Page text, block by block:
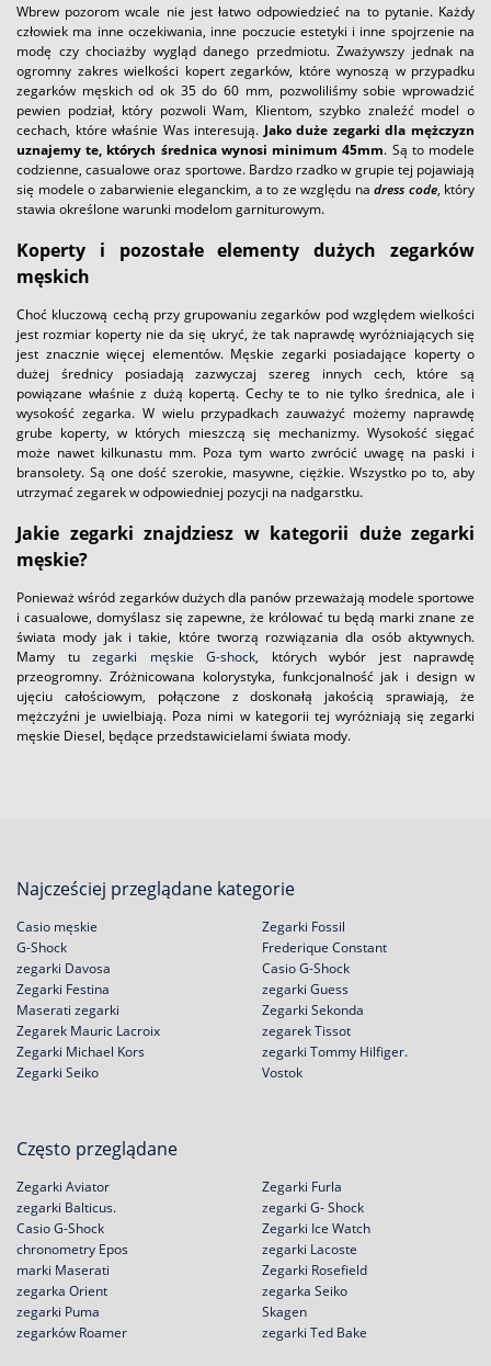
Wbrew pozorom wcale nie jest łatwo odpowiedzieć na to pytanie. Każdy
człowiek ma inne oczekiwania, inne poczucie estetyki i inne spojrzenie na
modę czy chociażby wygląd danego przedmiotu. Zważywszy jednak na
ogromny zakres wielkości kopert zegarków, które wynoszą w przypadku
zegarków męskich od ok 35 do 60 mm, pozwoliliśmy sobie wprowadzić
pewien podział, który pozwoli Wam, Klientom, szybko znaleźć model o
cechach, które właśnie Was interesują. Jako duże zegarki dla mężczyzn
uznajemy te, których średnica wynosi minimum 45mm. Są to modele
codzienne, casualowe oraz sportowe. Bardzo rzadko w grupie tej pojawiają
się modele o zabarwienie eleganckim, a to ze względu na dress code, który
stawia określone warunki modelom garniturowym.
Koperty i pozostałe elementy dużych zegarków
męskich
Choć kluczową cechą przy grupowaniu zegarków pod względem wielkości
jest rozmiar koperty nie da się ukryć, że tak naprawdę wyróżniających się
jest znacznie więcej elementów. Męskie zegarki posiadające koperty o
dużej średnicy posiadają zazwyczaj szereg innych cech, które są
powiązane właśnie z dużą kopertą. Cechy te to nie tylko średnica, ale i
wysokość zegarka. W wielu przypadkach zauważyć możemy naprawdę
grube koperty, w których mieszczą się mechanizmy. Wysokość sięgać
może nawet kilkunastu mm. Poza tym warto zwrócić uwagę na paski i
bransolety. Są one dość szerokie, masywne, ciężkie. Wszystko po to, aby
utrzymać zegarek w odpowiedniej pozycji na nadgarstku.
Jakie zegarki znajdziesz w kategorii duże zegarki
męskie?
Ponieważ wśród zegarków dużych dla panów przeważają modele sportowe
i casualowe, domyślasz się zapewne, że królować tu będą marki znane ze
świata mody jak i takie, które tworzą rozwiązania dla osób aktywnych.
Mamy tu zegarki męskie G-shock, których wybór jest naprawdę
przeogromny. Zróżnicowana kolorystyka, funkcjonalność jak i design w
ujęciu całościowym, połączone z doskonałą jakością sprawiają, że
mężczyźni je uwielbiają. Poza nimi w kategorii tej wyróżniają się zegarki
męskie Diesel, będące przedstawicielami świata mody.
Najcześciej przeglądane kategorie
Casio męskie
G-Shock
zegarki Davosa
Zegarki Festina
Zegarki Fossil
Frederique Constant
Casio G-Shock
zegarki Guess
Maserati zegarki
Zegarek Mauric Lacroix
Zegarki Michael Kors
Zegarki Seiko
Zegarki Sekonda
zegarek Tissot
zegarki Tommy Hilfiger.
Vostok
Często przeglądane
Zegarki Aviator
zegarki Balticus.
Casio G-Shock
chronometry Epos
Zegarki Furla
zegarki G- Shock
Zegarki Ice Watch
zegarki Lacoste
marki Maserati
zegarka Orient
zegarki Puma
zegarków Roamer
Zegarki Rosefield
zegarka Seiko
Skagen
zegarki Ted Bake